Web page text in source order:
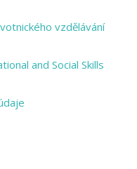
vzdělávání
and Social Skills